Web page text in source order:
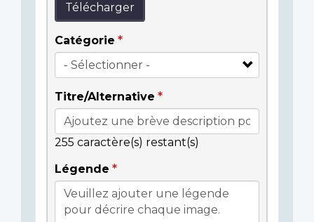
Télécharger
Catégorie
Titre/Alternative
255 caractère(s) restant(s)
Légende